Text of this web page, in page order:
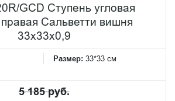
GCD Ступень угловая
Сальветти вишня
33x33x0,9
Размер: 33*33 см
5 185 руб.